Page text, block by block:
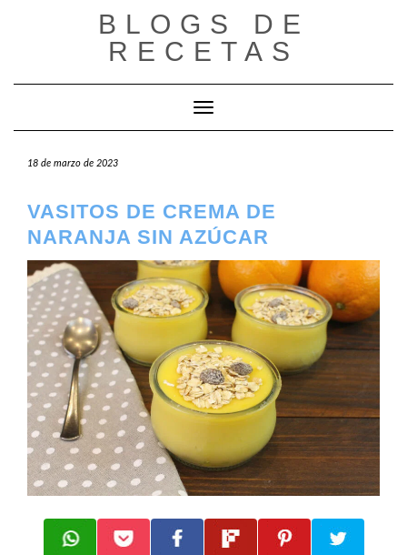
BLOGS DE
RECETAS
Cambiar modo de navegación
18 de marzo de 2023
VASITOS DE CREMA DE
NARANJA SIN AZÚCAR